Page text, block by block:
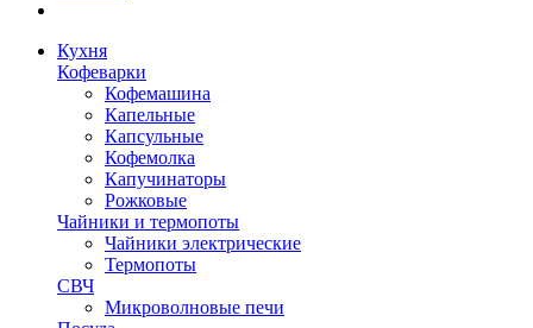
Кухня
Кофеварки
Кофемашина
Капельные
Капсульные
Кофемолка
Капучинаторы
Рожковые
Чайники и термопоты
Чайники электрические
Термопоты
СВЧ
Микроволновые печи